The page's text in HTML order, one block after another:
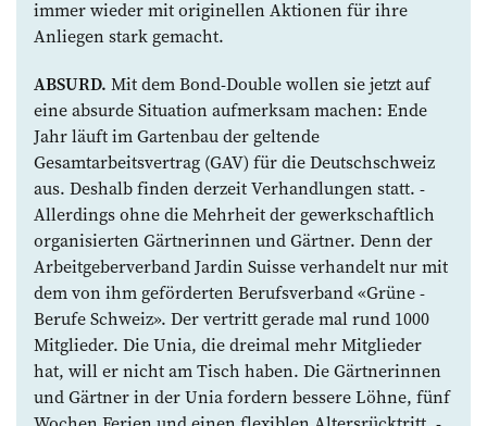
immer wieder mit originellen Aktionen für ihre
Anliegen stark gemacht.
ABSURD. Mit dem Bond-Double wollen sie jetzt auf
eine absurde Situation auf­merksam ­machen: Ende
Jahr läuft im ­Gartenbau ­der geltende
Gesamtarbeitsvertrag (GAV) für die Deutschschweiz
aus. ­Deshalb ­finden derzeit Verhandlungen statt. ­
Allerdings ohne die Mehrheit der gewerk­schaftlich
organisierten Gärtnerinnen und Gärtner. Denn der
Arbeit­geberverband ­Jardin Suisse verhandelt nur mit
dem von­ ihm geförderten Berufsverband «Grüne ­
Berufe Schweiz». Der vertritt gerade mal rund 1000
Mitglieder. Die Unia, die dreimal mehr Mitglieder
hat, will er nicht am Tisch haben. Die Gärtnerinnen
und Gärtner in der Unia f­ordern bessere Löhne, fünf